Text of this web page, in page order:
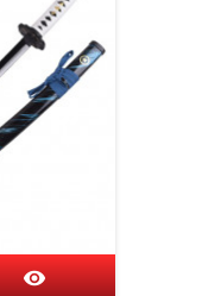
visibility